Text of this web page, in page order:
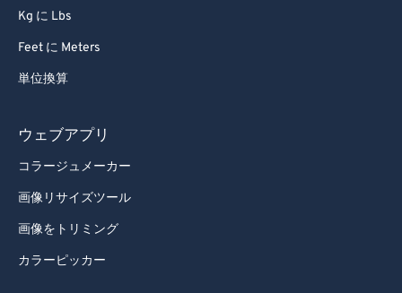
Kg に Lbs
Feet に Meters
単位換算
ウェブアプリ
コラージュメーカー
画像リサイズツール
画像をトリミング
カラーピッカー